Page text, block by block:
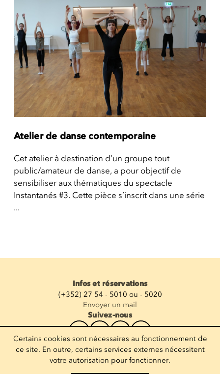
Atelier de danse contemporaine
Cet atelier à destination d’un groupe tout
public/amateur de danse, a pour objectif de
sensibiliser aux thématiques du spectacle
Instantanés #3. Cette pièce s’inscrit dans une série
...
Infos et réservations
(+352) 27 54 - 5010 ou - 5020
Envoyer un mail
Suivez-nous
Recevoir la newsletter
Entrez votre mail
Certains cookies sont nécessaires au fonctionnement de
ce site. En outre, certains services externes nécessitent
votre autorisation pour fonctionner.